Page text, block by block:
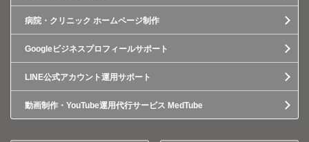
病院・クリニック ホームページ制作
Googleビジネスプロフィールサポート
LINE公式アカウント運用サポート
動画制作・YouTube運用代行サービス MedTube